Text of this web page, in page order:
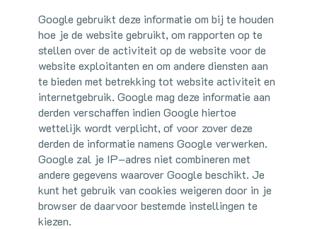
Google gebruikt deze informatie om bij te houden
hoe je de website gebruikt, om rapporten op te
stellen over de activiteit op de website voor de
website exploitanten en om andere diensten aan
te bieden met betrekking tot website activiteit en
internetgebruik. Google mag deze informatie aan
derden verschaffen indien Google hiertoe
wettelijk wordt verplicht, of voor zover deze
derden de informatie namens Google verwerken.
Google zal je IP–adres niet combineren met
andere gegevens waarover Google beschikt. Je
kunt het gebruik van cookies weigeren door in je
browser de daarvoor bestemde instellingen te
kiezen.